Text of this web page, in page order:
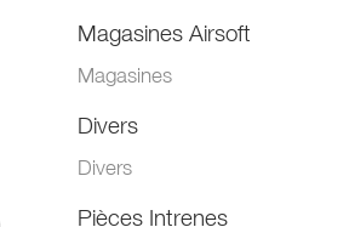
Magasines Airsoft
Magasines
Divers
Divers
Pièces Intrenes